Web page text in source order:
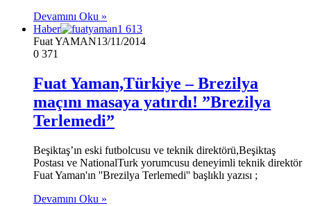
Devamını Oku »
Haber
Fuat YAMAN13/11/2014
0 371
Fuat Yaman,Türkiye – Brezilya
maçını masaya yatırdı! ”Brezilya
Terlemedi”
Beşiktaş’ın eski futbolcusu ve teknik direktörü,Beşiktaş
Postası ve NationalTurk yorumcusu deneyimli teknik direktör
Fuat Yaman'ın ''Brezilya Terlemedi'' başlıklı yazısı ;
Devamını Oku »